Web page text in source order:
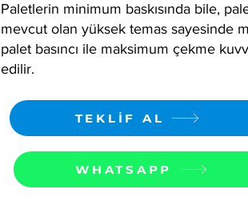
Paletlerin minimum baskısında bile,
mevcut olan yüksek temas sayesinde
palet basıncı ile maksimum çekme
edilir.
TEKLİF AL
WHATSAPP